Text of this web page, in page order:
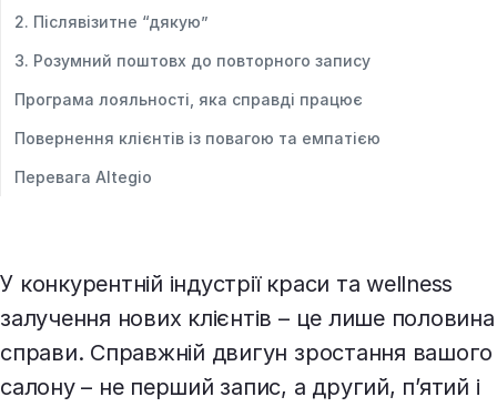
2. Післявізитне “дякую”
3. Розумний поштовх до повторного запису
Програма лояльності, яка справді працює
Повернення клієнтів із повагою та емпатією
Перевага Altegio
У конкурентній індустрії краси та wellness
залучення нових клієнтів – це лише половина
справи. Справжній двигун зростання вашого
салону – не перший запис, а другий, п’ятий і